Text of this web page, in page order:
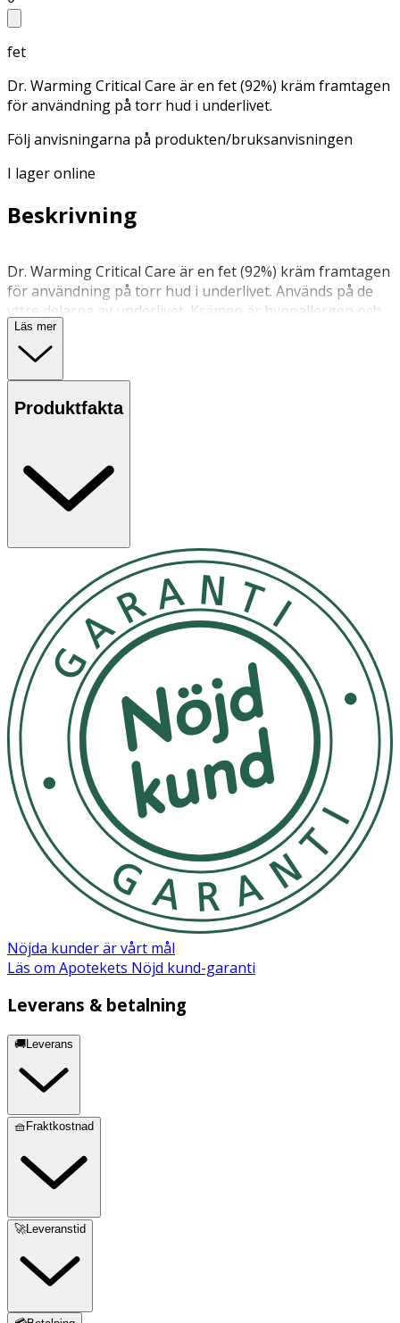
fet
Dr. Warming Critical Care är en fet (92%) kräm framtagen
för användning på torr hud i underlivet.
Följ anvisningarna på produkten/bruksanvisningen
I lager online
Beskrivning
Dr. Warming Critical Care är en fet (92%) kräm framtagen
för användning på torr hud i underlivet. Används på de
yttre delarna av underlivet. Krämen är hypoallergen och
innehåller inga konserveringsmedel, parfymer eller
färgämnen. PH 6.0
Används på vulva och blygdläppar 2 gånger dagligen
eller vid behov.
OK för gravida och ammande:
Ingredienser:
Paraffinum Liquidum, Cetyl Palmitate, Cera Alba, Aqua.
Läs mer
Produktfakta
Nöjda kunder är vårt mål
Läs om Apotekets Nöjd kund-garanti
Leverans & betalning
🚚Leverans
🧺Fraktkostnad
🚀Leveranstid